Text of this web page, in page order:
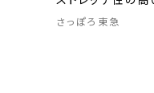
さっぽろ東急